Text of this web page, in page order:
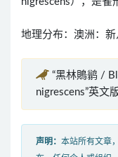
地理分布：澳洲：新
“黑林鵙鹟 /
nigrescens”英文
声明： 本站所有文章